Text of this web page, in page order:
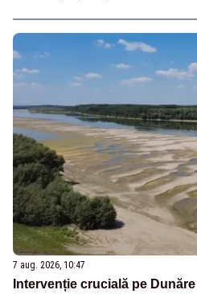
7 aug. 2026, 10:47
Intervenție crucială pe